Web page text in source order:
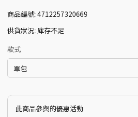
商品編號: 4712257320669
供貨狀況: 庫存不足
款式
單包
此商品參與的優惠活動